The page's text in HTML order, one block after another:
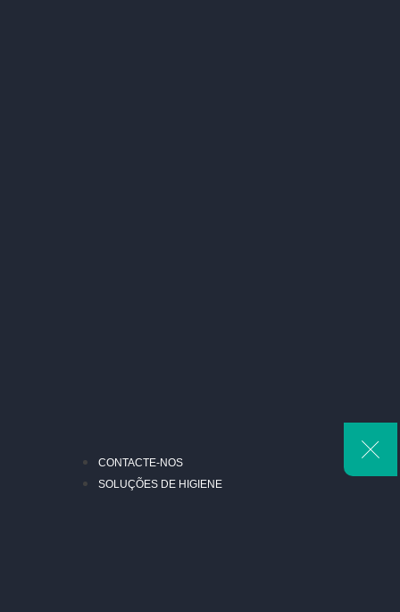
CONTACTE-NOS
SOLUÇÕES DE HIGIENE